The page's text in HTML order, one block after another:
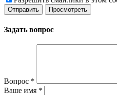
Задать вопрос
Вопрос *
Ваше имя *